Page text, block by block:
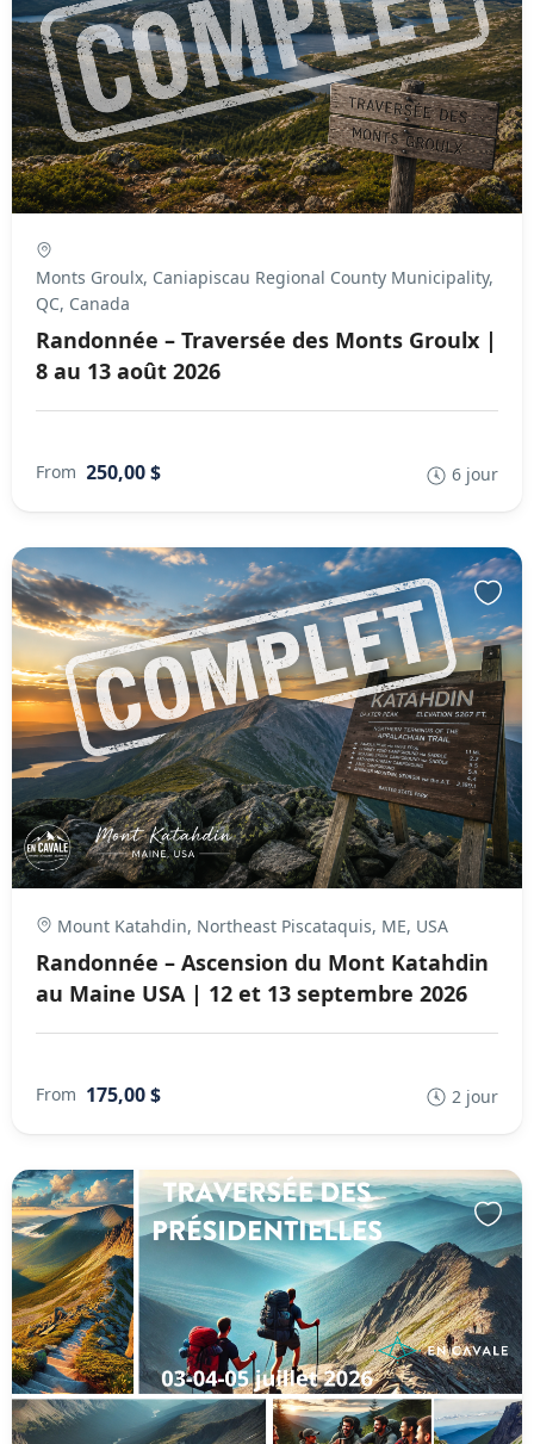
Monts Groulx, Caniapiscau Regional County Municipality,
QC, Canada
Randonnée – Traversée des Monts Groulx |
8 au 13 août 2026
From 250,00 $ 6 jour
Mount Katahdin, Northeast Piscataquis, ME, USA
Randonnée – Ascension du Mont Katahdin
au Maine USA | 12 et 13 septembre 2026
From 175,00 $ 2 jour